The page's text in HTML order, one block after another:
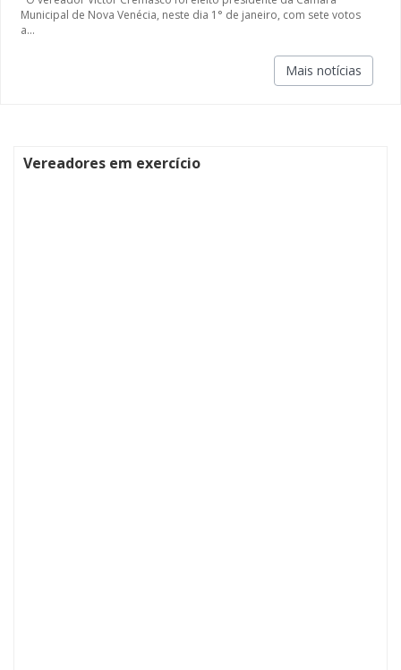
Municipal de Nova Venécia, neste dia 1° de janeiro, com sete votos
a...
Mais notícias
Vereadores em exercício